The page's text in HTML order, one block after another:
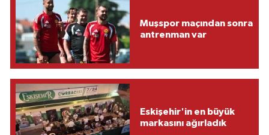
Muşspor maçından sonra
antrenman var
Eskişehir'in en büyük
markasını ağırladık